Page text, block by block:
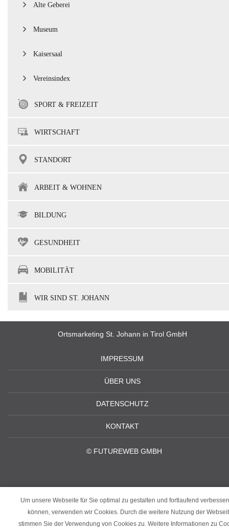
Alte Geberei
Museum
Kaisersaal
Vereinsindex
SPORT & FREIZEIT
WIRTSCHAFT
STANDORT
ARBEIT & WOHNEN
BILDUNG
GESUNDHEIT
MOBILITÄT
WIR SIND ST. JOHANN
Ortsmarketing St. Johann in Tirol GmbH
IMPRESSUM
ÜBER UNS
DATENSCHUTZ
KONTAKT
© FUTUREWEB GMBH
Um unsere Webseite für Sie optimal zu gestalten und fortlaufend
können, verwenden wir Cookies. Durch die weitere Nutzung der
stimmen Sie der Verwendung von Cookies zu. Weitere Informationen zu